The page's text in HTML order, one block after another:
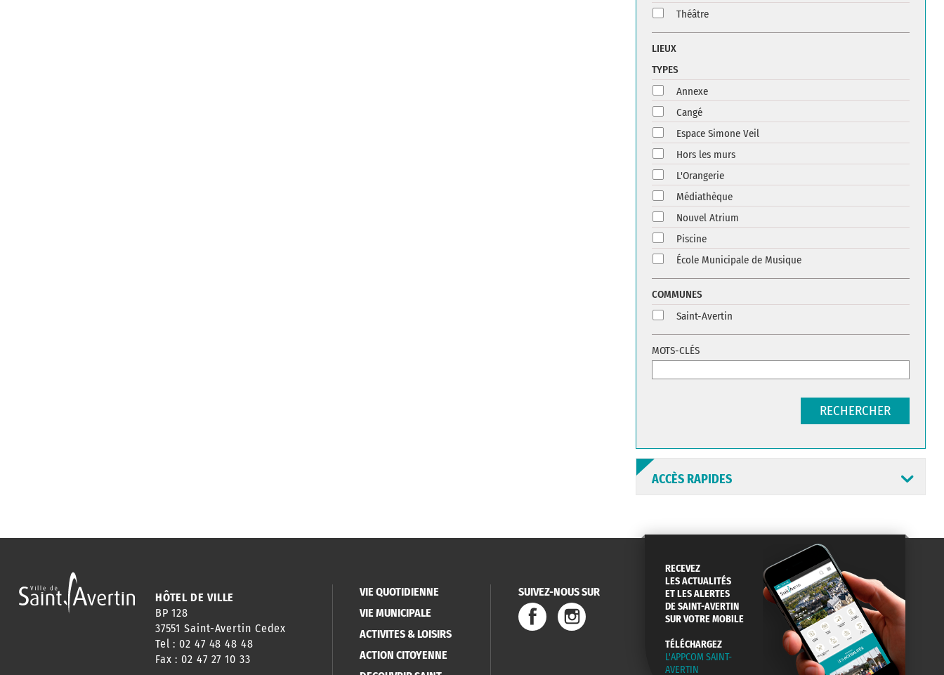
Théâtre
LIEUX
TYPES
Annexe
Cangé
Espace Simone Veil
Hors les murs
L'Orangerie
Médiathèque
Nouvel Atrium
Piscine
École Municipale de Musique
COMMUNES
Saint-Avertin
MOTS-CLÉS
RECHERCHER
ACCÈS RAPIDES
ANNUAIRE
HORAIRES
ABONNEMENT
NEWSLETTER
ST AV
EN LIGNE
CONSEILS
PASSEPORT
MENUS
HÔTEL DE VILLE
BP 128
37551 Saint-Avertin Cedex
Tel : 02 47 48 48 48
Fax : 02 47 27 10 33
VIE QUOTIDIENNE
VIE MUNICIPALE
ACTIVITES & LOISIRS
ACTION CITOYENNE
SUIVEZ-NOUS SUR
RECEVEZ
LES ACTUALITÉS
ET LES ALERTES
DE SAINT-AVERTIN
SUR VOTRE MOBILE
TÉLÉCHARGEZ
L'APPCOM SAINT-
AVERTIN